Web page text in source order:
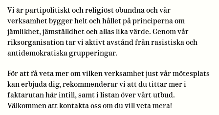
Vi är partipolitiskt och religiöst obundna och vår
verksamhet bygger helt och hållet på principerna om
jämlikhet, jämställdhet och allas lika värde. Genom vår
riksorganisation tar vi aktivt avstånd från rasistiska och
antidemokratiska grupperingar.
För att få veta mer om vilken verksamhet just vår mötesplats
kan erbjuda dig, rekommenderar vi att du tittar mer i
faktarutan här intill, samt i listan över vårt utbud.
Välkommen att kontakta oss om du vill veta mera!